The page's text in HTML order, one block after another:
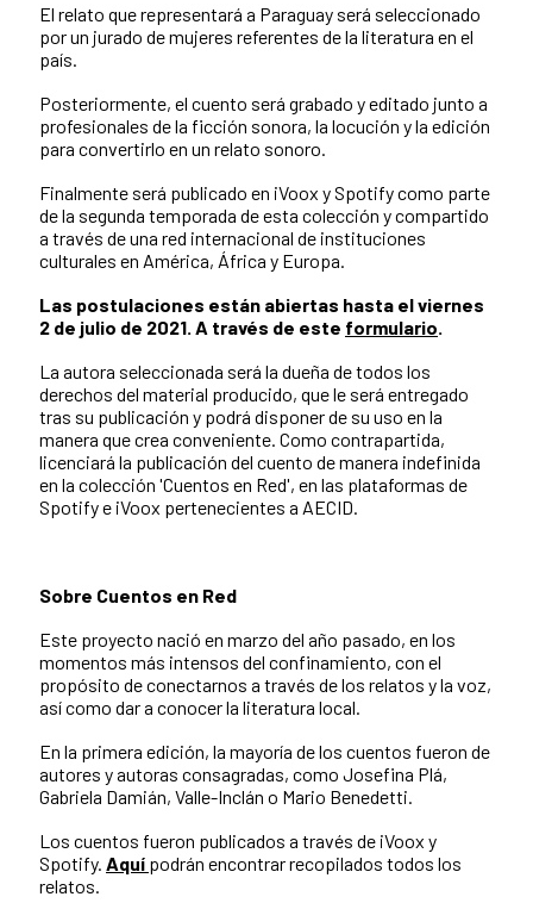
El relato que representará a Paraguay será seleccionado
por un jurado de mujeres referentes de la literatura en el
país.
Posteriormente, el cuento será grabado y editado junto a
profesionales de la ficción sonora, la locución y la edición
para convertirlo en un relato sonoro.
Finalmente será publicado en iVoox y Spotify como parte
de la segunda temporada de esta colección y compartido
a través de una red internacional de instituciones
culturales en América, África y Europa.
Las postulaciones están abiertas hasta el viernes
2 de julio de 2021. A través de este formulario.
La autora seleccionada será la dueña de todos los
derechos del material producido, que le será entregado
tras su publicación y podrá disponer de su uso en la
manera que crea conveniente. Como contrapartida,
licenciará la publicación del cuento de manera indefinida
en la colección 'Cuentos en Red', en las plataformas de
Spotify e iVoox pertenecientes a AECID.
Sobre Cuentos en Red
Este proyecto nació en marzo del año pasado, en los
momentos más intensos del confinamiento, con el
propósito de conectarnos a través de los relatos y la voz,
así como dar a conocer la literatura local.
En la primera edición, la mayoría de los cuentos fueron de
autores y autoras consagradas, como Josefina Plá,
Gabriela Damián, Valle-Inclán o Mario Benedetti.
Los cuentos fueron publicados a través de iVoox y
Spotify. Aquí podrán encontrar recopilados todos los
relatos.